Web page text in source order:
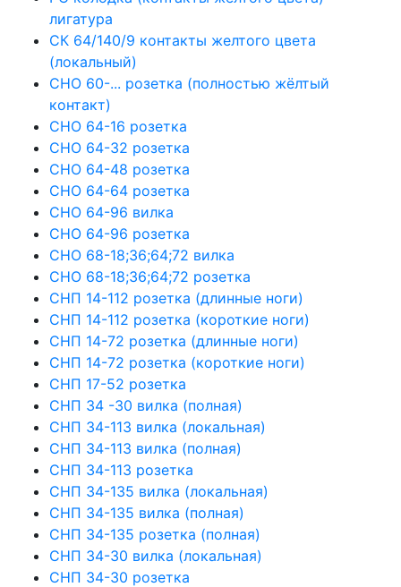
лигатура
СК 64/140/9 контакты желтого цвета
(локальный)
СНО 60-... розетка (полностью жёлтый
контакт)
СНО 64-16 розетка
СНО 64-32 розетка
СНО 64-48 розетка
СНО 64-64 розетка
СНО 64-96 вилка
СНО 64-96 розетка
СНО 68-18;36;64;72 вилка
СНО 68-18;36;64;72 розетка
СНП 14-112 розетка (длинные ноги)
СНП 14-112 розетка (короткие ноги)
СНП 14-72 розетка (длинные ноги)
СНП 14-72 розетка (короткие ноги)
СНП 17-52 розетка
СНП 34 -30 вилка (полная)
СНП 34-113 вилка (локальная)
СНП 34-113 вилка (полная)
СНП 34-113 розетка
СНП 34-135 вилка (локальная)
СНП 34-135 вилка (полная)
СНП 34-135 розетка (полная)
СНП 34-30 вилка (локальная)
СНП 34-30 розетка